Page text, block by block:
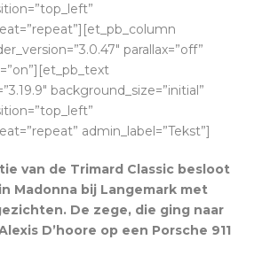
parallax=”off”
background_size=”initial”
admin_label=”Tekst”]
van de Trimard Classic besloot
Madonna bij Langemark met
De zege, die ging naar
D’hoore op een Porsche 911